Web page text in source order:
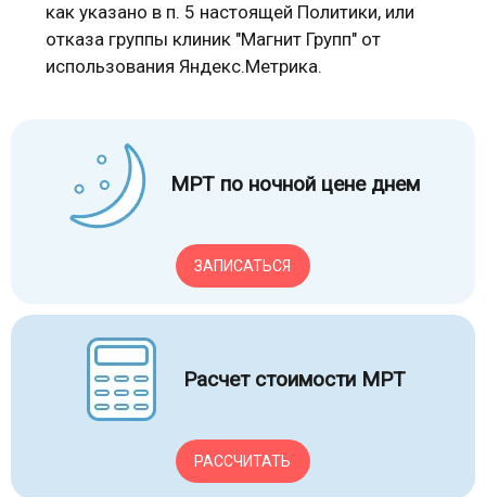
МРТ по ночной цене днем
ЗАПИСАТЬСЯ
Расчет стоимости МРТ
РАССЧИТАТЬ
как указано в п. 5 настоящей Политики, или
отказа группы клиник "Магнит Групп" от
использования Яндекс.Метрика.